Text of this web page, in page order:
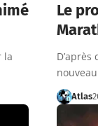
la
Le
Atlas